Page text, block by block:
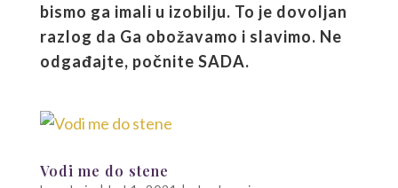
bismo ga imali u izobilju. To je dovoljan
razlog da Ga obožavamo i slavimo. Ne
odgađajte, počnite SADA.
Vodi me do stene